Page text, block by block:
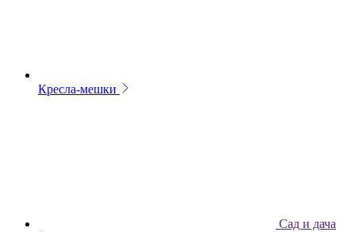
Кресла-мешки
Сад и дача